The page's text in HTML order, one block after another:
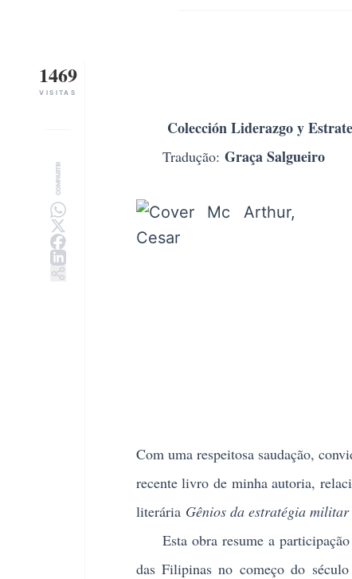
1469
VISITAS
COMPARTIR
Colección Liderazgo y
Tradução: Graça Salgueiro
Com uma respeitosa saudação,
recente livro de minha autoria,
literária Gênios da estratégia militar
Esta obra resume a participação
das Filipinas no começo do